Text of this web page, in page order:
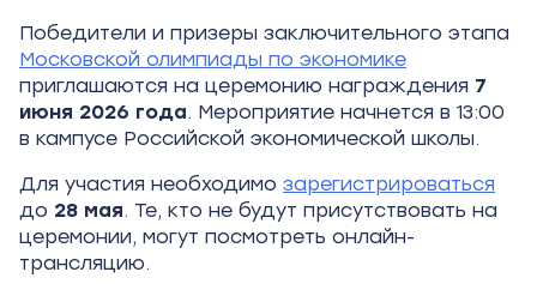
Победители и призеры заключительного этапа
Московской олимпиады по экономике
приглашаются на церемонию награждения 7
июня 2026 года. Мероприятие начнется в 13:00
в кампусе Российской экономической школы.
Для участия необходимо зарегистрироваться
до 28 мая. Те, кто не будут присутствовать на
церемонии, могут посмотреть онлайн-
трансляцию.